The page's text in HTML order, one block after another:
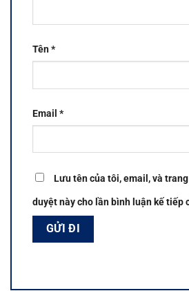
Tên*
Email *
Lưu tên của tôi, email, và
duyệt này cho lần bình luận kế tiếp